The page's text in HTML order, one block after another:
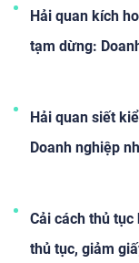
Hải quan kích
tạm dừng:
Hải quan siết
Doanh nghiệp
Cải cách thủ
thủ tục, giảm